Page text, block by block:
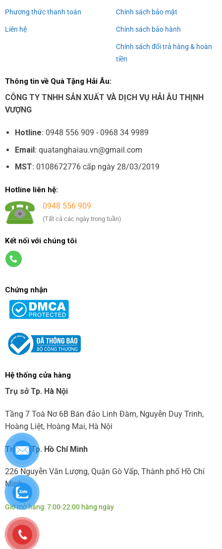
Phương thức thanh toán
Liên hệ
Chính sách bảo mật
Chính sách bảo hành
Chính sách đổi trả hàng & hoàn
tiền
Thông tin về Quà Tặng Hải Âu:
CÔNG TY TNHH SẢN XUẤT VÀ DỊCH VỤ HẢI ÂU THỊNH
VƯỢNG
Hotline: 0948 556 909 - 0968 34 9989
Email: quatanghaiau.vn@gmail.com
MST: 0108672776 cấp ngày 28/03/2019
Hotline liên hệ:
0948 556 909
(Tất cả các ngày trong tuần)
Kết nối với chúng tôi
Chứng nhận
Hệ thống cửa hàng
Trụ sở Tp. Hà Nội
Tầng 7 Toà Nơ 6B Bán đảo Linh Đàm, Nguyễn Duy Trinh,
Hoàng Liệt, Hoàng Mai, Hà Nội
Trụ sở Tp. Hồ Chí Minh
226 Nguyễn Văn Lượng, Quận Gò Vấp, Thành phố Hồ Chí
Minh
Giờ mở hàng: 7:00-22:00 hàng ngày